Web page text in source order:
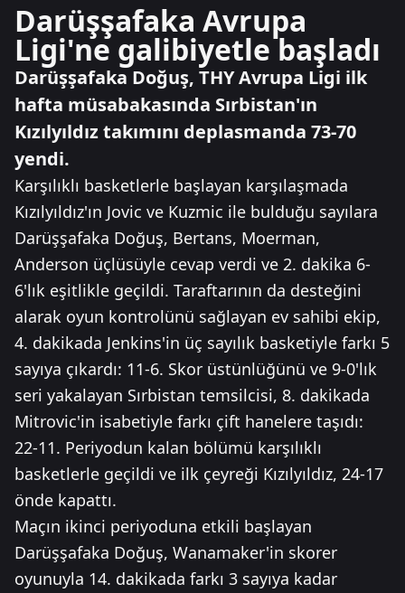
Darüşşafaka Avrupa
Ligi'ne galibiyetle başladı
Darüşşafaka Doğuş, THY Avrupa Ligi ilk
hafta müsabakasında Sırbistan'ın
Kızılyıldız takımını deplasmanda 73-70
yendi.
Karşılıklı basketlerle başlayan karşılaşmada
Kızılyıldız'ın Jovic ve Kuzmic ile bulduğu sayılara
Darüşşafaka Doğuş, Bertans, Moerman,
Anderson üçlüsüyle cevap verdi ve 2. dakika 6-
6'lık eşitlikle geçildi. Taraftarının da desteğini
alarak oyun kontrolünü sağlayan ev sahibi ekip,
4. dakikada Jenkins'in üç sayılık basketiyle farkı 5
sayıya çıkardı: 11-6. Skor üstünlüğünü ve 9-0'lık
seri yakalayan Sırbistan temsilcisi, 8. dakikada
Mitrovic'in isabetiyle farkı çift hanelere taşıdı:
22-11. Periyodun kalan bölümü karşılıklı
basketlerle geçildi ve ilk çeyreği Kızılyıldız, 24-17
önde kapattı.
Maçın ikinci periyoduna etkili başlayan
Darüşşafaka Doğuş, Wanamaker'in skorer
oyunuyla 14. dakikada farkı 3 sayıya kadar